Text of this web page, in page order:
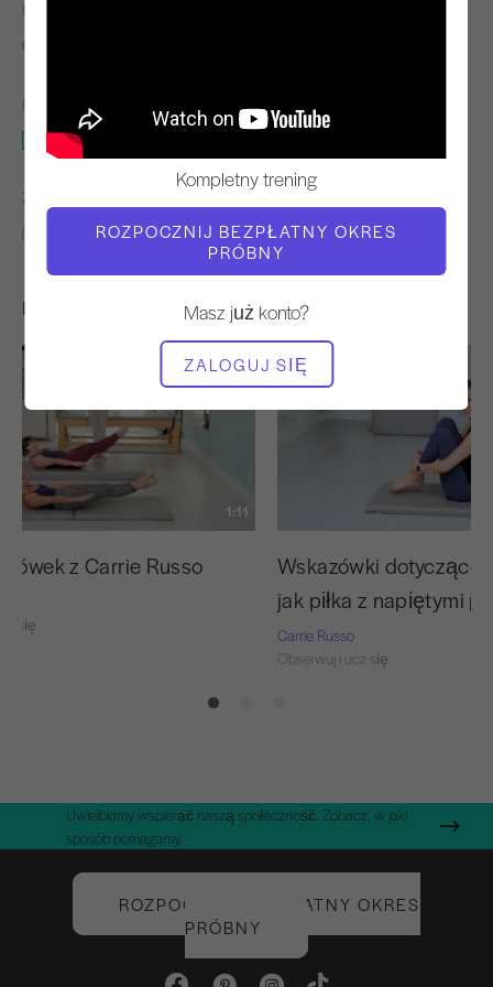
Kompletny trening
ROZPOCZNIJ BEZPŁATNY OKRES
PRÓBNY
Masz już konto?
ZALOGUJ SIĘ
NAUCZYCIEL
Carrie Russo
POTRZEBNY SPRZĘT
Mata
ZNAJDŹ PODOBNE KLASY DLA
10 - 20 min Mata
Inne treningi, które mogą Ci się spodobać
1:11
z Carrie Russo
się
Wskazówki dotyczące
jak piłka z napiętymi
Carrie Russo
Obserwuj i ucz się
Uwielbiamy wspierać naszą społeczność. Zobacz, w jaki
sposób pomagamy.
ROZPOCZNIJ BEZPŁATNY OKRES
PRÓBNY